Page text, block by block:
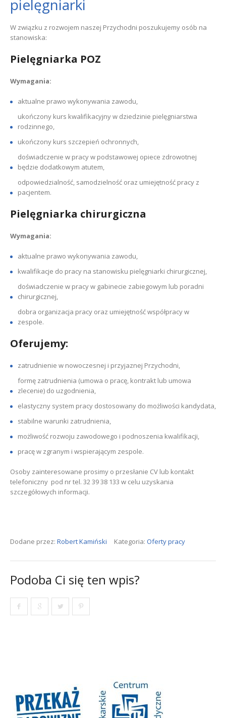
pielęgniarki
W związku z rozwojem naszej Przychodni poszukujemy osób na
stanowiska:
Pielęgniarka POZ
Wymagania:
aktualne prawo wykonywania zawodu,
ukończony kurs kwalifikacyjny w dziedzinie pielęgniarstwa
rodzinnego,
ukończony kurs szczepień ochronnych,
doświadczenie w pracy w podstawowej opiece zdrowotnej
będzie dodatkowym atutem,
odpowiedzialność, samodzielność oraz umiejętność pracy z
pacjentem.
Pielęgniarka chirurgiczna
Wymagania:
aktualne prawo wykonywania zawodu,
kwalifikacje do pracy na stanowisku pielęgniarki chirurgicznej,
doświadczenie w pracy w gabinecie zabiegowym lub poradni
chirurgicznej,
dobra organizacja pracy oraz umiejętność współpracy w
zespole.
Oferujemy:
zatrudnienie w nowoczesnej i przyjaznej Przychodni,
formę zatrudnienia (umowa o pracę, kontrakt lub umowa
zlecenie) do uzgodnienia,
elastyczny system pracy dostosowany do możliwości kandydata,
stabilne warunki zatrudnienia,
możliwość rozwoju zawodowego i podnoszenia kwalifikacji,
pracę w zgranym i wspierającym zespole.
Osoby zainteresowane prosimy o przesłanie CV lub kontakt
telefoniczny pod nr tel. 32 39 38 133 w celu uzyskania
szczegółowych informacji.
Dodane przez: Robert Kamiński Kategoria: Oferty pracy
Podoba Ci się ten wpis?